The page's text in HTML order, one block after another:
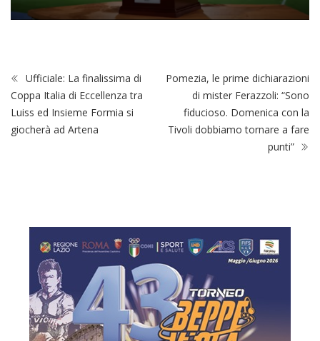
Ufficiale: La finalissima di
Coppa Italia di Eccellenza tra
Luiss ed Insieme Formia si
giocherà ad Artena
Pomezia, le prime dichiarazioni
di mister Ferazzoli: “Sono
fiducioso. Domenica con la
Tivoli dobbiamo tornare a fare
punti”